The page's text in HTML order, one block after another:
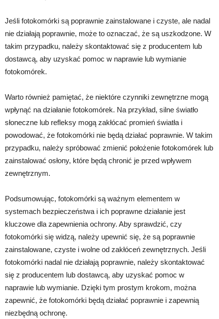
Jeśli fotokomórki są poprawnie zainstalowane i czyste, ale nadal
nie działają poprawnie, może to oznaczać, że są uszkodzone. W
takim przypadku, należy skontaktować się z producentem lub
dostawcą, aby uzyskać pomoc w naprawie lub wymianie
fotokomórek.
Warto również pamiętać, że niektóre czynniki zewnętrzne mogą
wpłynąć na działanie fotokomórek. Na przykład, silne światło
słoneczne lub refleksy mogą zakłócać promień światła i
powodować, że fotokomórki nie będą działać poprawnie. W takim
przypadku, należy spróbować zmienić położenie fotokomórek lub
zainstalować osłony, które będą chronić je przed wpływem
zewnętrznym.
Podsumowując, fotokomórki są ważnym elementem w
systemach bezpieczeństwa i ich poprawne działanie jest
kluczowe dla zapewnienia ochrony. Aby sprawdzić, czy
fotokomórki się widzą, należy upewnić się, że są poprawnie
zainstalowane, czyste i wolne od zakłóceń zewnętrznych. Jeśli
fotokomórki nadal nie działają poprawnie, należy skontaktować
się z producentem lub dostawcą, aby uzyskać pomoc w
naprawie lub wymianie. Dzięki tym prostym krokom, można
zapewnić, że fotokomórki będą działać poprawnie i zapewnią
niezbędną ochronę.